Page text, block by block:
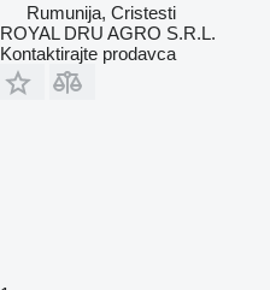
Rumunija, Cristesti
ROYAL DRU AGRO S.R.L.
Kontaktirajte prodavca